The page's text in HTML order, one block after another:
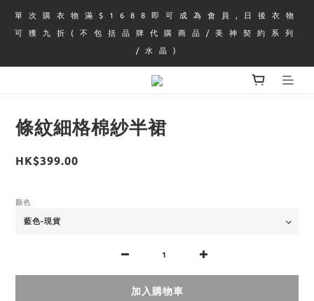
單 次 購 衣 物 滿 $ 1 6 8 8 即 可 成 為 會 員 , 日 後 衣 物
可 獲 九 折 ( 不 包 括 品 牌 代 購 商 品 / 美 神 契 約 系 列
/ 水 晶 )
條紋細格棉紗半裙
HK$399.00
顏色
加入購物車